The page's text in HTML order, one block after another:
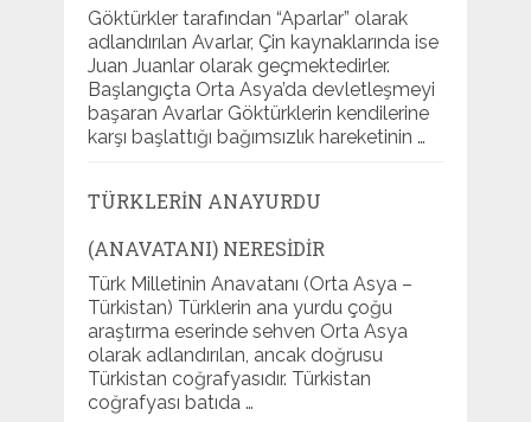
Göktürkler tarafından “Aparlar” olarak
adlandırılan Avarlar, Çin kaynaklarında ise
Juan Juanlar olarak geçmektedirler.
Başlangıçta Orta Asya’da devletleşmeyi
başaran Avarlar Göktürklerin kendilerine
karşı başlattığı bağımsızlık hareketinin …
TÜRKLERIN ANAYURDU
(ANAVATANI) NERESIDIR
Türk Milletinin Anavatanı (Orta Asya –
Türkistan) Türklerin ana yurdu çoğu
araştırma eserinde sehven Orta Asya
olarak adlandırılan, ancak doğrusu
Türkistan coğrafyasıdır. Türkistan
coğrafyası batıda …